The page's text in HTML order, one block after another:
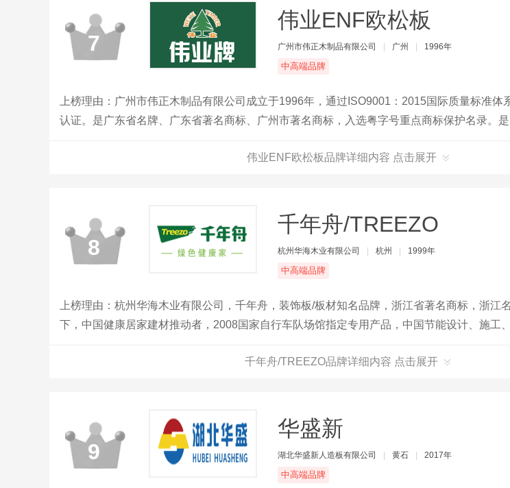
7
伟业ENF欧松板
广州市伟正木制品有限公司 广州 1996年
中高端品牌
上榜理由：广州市伟正木制品有限公司成立于1996年，通过ISO9001：2015国际质量标准体
认证。是广东省名牌、广东省著名商标、广州市著名商标，入选粤字号重点商标保护名录。
伟业ENF欧松板品牌详细内容 点击展开
8
千年舟/TREEZO
杭州华海木业有限公司 杭州 1999年
中高端品牌
上榜理由：杭州华海木业有限公司，千年舟，装饰板/板材知名品牌，浙江省著名商标，浙江
下，中国健康居家建材推动者，2008国家自行车队场馆指定专用产品，中国节能设计、施工
千年舟/TREEZO品牌详细内容 点击展开
9
华盛新
湖北华盛新人造板有限公司 黄石 2017年
中高端品牌